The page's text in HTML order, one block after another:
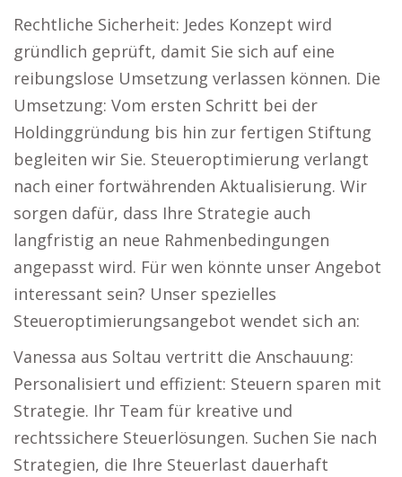
Rechtliche Sicherheit: Jedes Konzept wird
gründlich geprüft, damit Sie sich auf eine
reibungslose Umsetzung verlassen können. Die
Umsetzung: Vom ersten Schritt bei der
Holdinggründung bis hin zur fertigen Stiftung
begleiten wir Sie. Steueroptimierung verlangt
nach einer fortwährenden Aktualisierung. Wir
sorgen dafür, dass Ihre Strategie auch
langfristig an neue Rahmenbedingungen
angepasst wird. Für wen könnte unser Angebot
interessant sein? Unser spezielles
Steueroptimierungsangebot wendet sich an:
Vanessa aus Soltau vertritt die Anschauung:
Personalisiert und effizient: Steuern sparen mit
Strategie. Ihr Team für kreative und
rechtssichere Steuerlösungen. Suchen Sie nach
Strategien, die Ihre Steuerlast dauerhaft